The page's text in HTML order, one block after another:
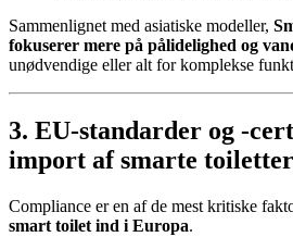
Sammenlignet med asiatiske modeller,
fokuserer mere på pålidelighed og
unødvendige eller alt for komplekse
3. EU-standarder og -
import af smarte
Compliance er en af de mest kritiske
smart toilet ind i Europa.